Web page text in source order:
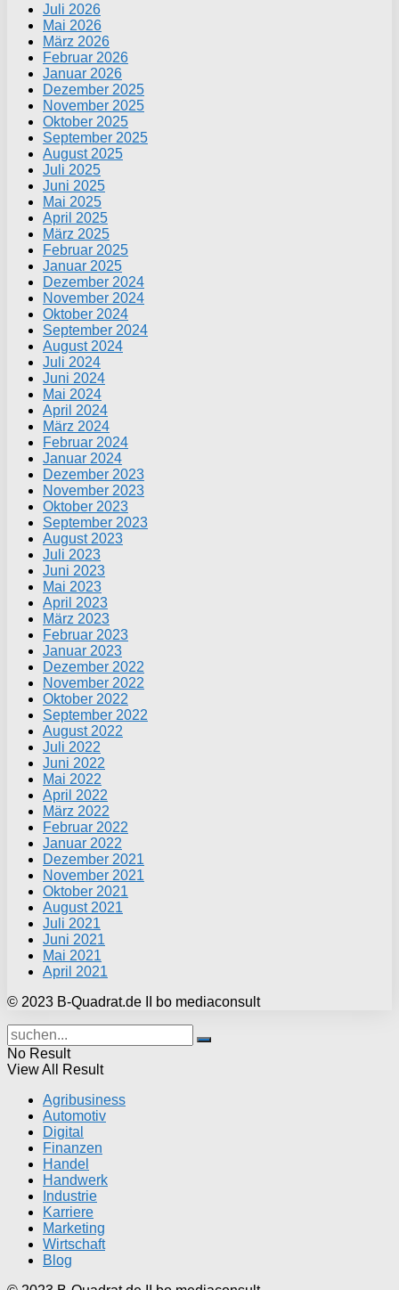
Juli 2026
Mai 2026
März 2026
Februar 2026
Januar 2026
Dezember 2025
November 2025
Oktober 2025
September 2025
August 2025
Juli 2025
Juni 2025
Mai 2025
April 2025
März 2025
Februar 2025
Januar 2025
Dezember 2024
November 2024
Oktober 2024
September 2024
August 2024
Juli 2024
Juni 2024
Mai 2024
April 2024
März 2024
Februar 2024
Januar 2024
Dezember 2023
November 2023
Oktober 2023
September 2023
August 2023
Juli 2023
Juni 2023
Mai 2023
April 2023
März 2023
Februar 2023
Januar 2023
Dezember 2022
November 2022
Oktober 2022
September 2022
August 2022
Juli 2022
Juni 2022
Mai 2022
April 2022
März 2022
Februar 2022
Januar 2022
Dezember 2021
November 2021
Oktober 2021
August 2021
Juli 2021
Juni 2021
Mai 2021
April 2021
© 2023 B-Quadrat.de II bo mediaconsult
No Result
View All Result
Agribusiness
Automotiv
Digital
Finanzen
Handel
Handwerk
Industrie
Karriere
Marketing
Wirtschaft
Blog